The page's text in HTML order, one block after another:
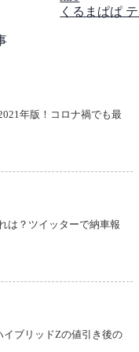
くるまぱぱ テスト
年版！コロナ禍でも最
は？ツイッターで納車報
ブリッドZの値引き後の